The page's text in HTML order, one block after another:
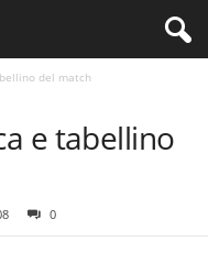
del match
e tabellino
0